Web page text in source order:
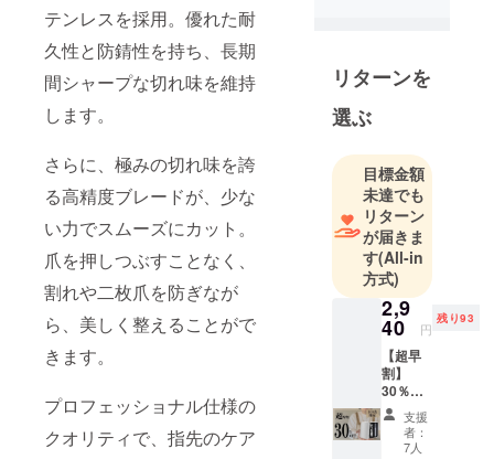
テンレスを採用。優れた耐
久性と防錆性を持ち、長期
間シャープな切れ味を維持
します。
さらに、極みの切れ味を誇
る高精度ブレードが、少な
い力でスムーズにカット。
爪を押しつぶすことなく、
割れや二枚爪を防ぎなが
ら、美しく整えることがで
きます。
プロフェッショナル仕様の
クオリティで、指先のケア
もと、日々
おもしろく
て役に立つ
画・開発に
挑んでいま
す。
「面白い」
「便利」
「欲しかっ
た！」と感
じていただ
けるような
アイテム
を、これか
らもお届け
リターンを
選ぶ
目標金額
未達でも
リターン
が届きま
す(All-in
方式)
2,9
40 円
残り93
【超早
割】
30％OF
F100名
限定 定
価4,200
支援
者：
7人